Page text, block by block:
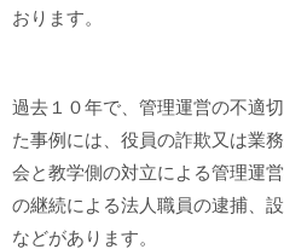
おります。
過去１０年で、管理運営の不適
た事例には、役員の詐欺又は業
会と教学側の対立による管理運
の継続による法人職員の逮捕、
などがあります。